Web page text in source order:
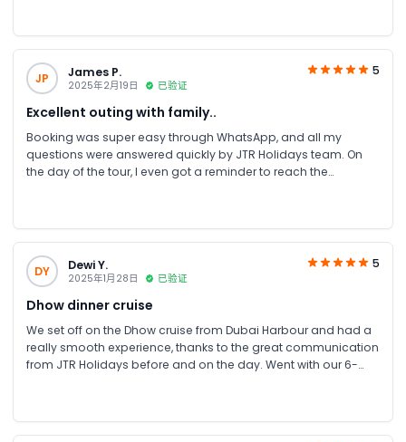
JP James P.
2025年2月19日 已验证
5
Excellent outing with family..
Booking was super easy through WhatsApp, and all my
questions were answered quickly by JTR Holidays team. On
the day of the tour, I even got a reminder to reach the
DY Dewi Y.
2025年1月28日 已验证
5
Dhow dinner cruise
We set off on the Dhow cruise from Dubai Harbour and had a
really smooth experience, thanks to the great communication
from JTR Holidays before and on the day. Went with our 6-
checked the food temperature before serving. Drinks were